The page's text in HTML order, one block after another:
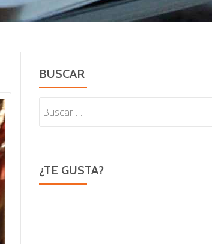
BUSCAR
¿TE GUSTA?